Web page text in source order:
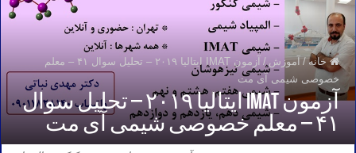
خانه / آموزش /
آزمون IMAT ایتالیا ۲۰۱۹ – تحلیل سوال ۴۱ – معلم
خصوصی شیمی آی مت
آزمون IMAT ایتالیا ۲۰۱۹ – تحلیل سوال
۴۱ – معلم خصوصی شیمی آی مت